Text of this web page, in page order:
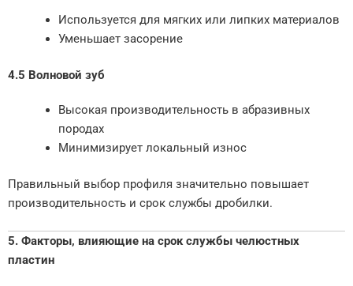
Используется для мягких или липких материалов
Уменьшает засорение
4.5 Волновой зуб
Высокая производительность в абразивных
породах
Минимизирует локальный износ
Правильный выбор профиля значительно повышает
производительность и срок службы дробилки.
5. Факторы, влияющие на срок службы челюстных
пластин